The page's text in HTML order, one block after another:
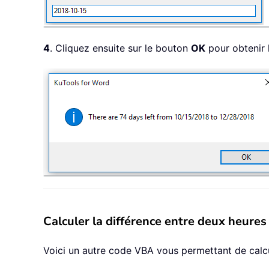
4. Cliquez ensuite sur le bouton OK pour obtenir
Calculer la différence entre deux
Voici un autre code VBA vous permettant de